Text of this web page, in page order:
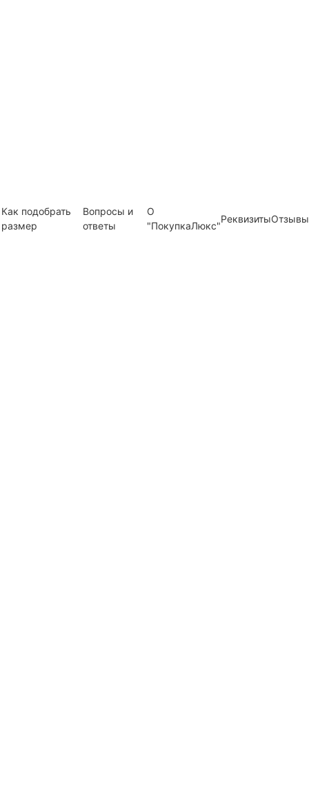
Как подобрать
размер
Вопросы и
ответы
О
"ПокупкаЛюкс"
РеквизитыОтзывы